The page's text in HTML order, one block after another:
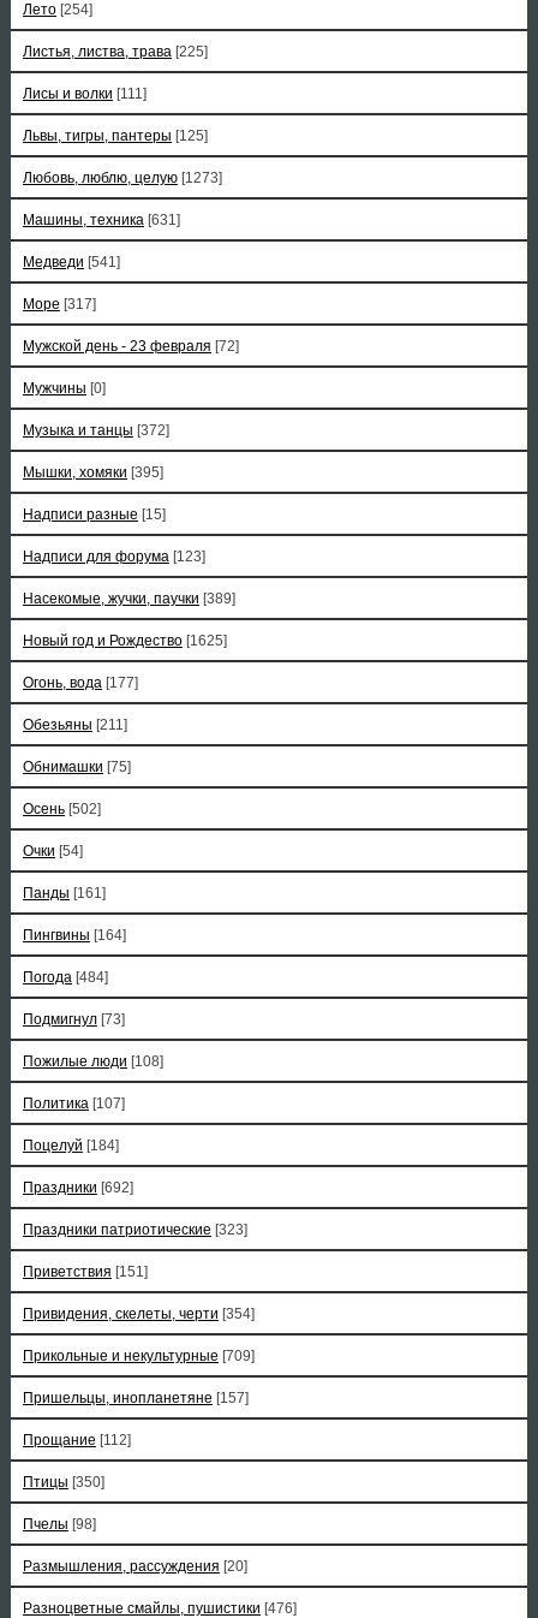
Лето [254]
Листья, листва, трава [225]
Лисы и волки [111]
Львы, тигры, пантеры [125]
Любовь, люблю, целую [1273]
Машины, техника [631]
Медведи [541]
Море [317]
Мужской день - 23 февраля [72]
Мужчины [0]
Музыка и танцы [372]
Мышки, хомяки [395]
Надписи разные [15]
Надписи для форума [123]
Насекомые, жучки, паучки [389]
Новый год и Рождество [1625]
Огонь, вода [177]
Обезьяны [211]
Обнимашки [75]
Осень [502]
Очки [54]
Панды [161]
Пингвины [164]
Погода [484]
Подмигнул [73]
Пожилые люди [108]
Политика [107]
Поцелуй [184]
Праздники [692]
Праздники патриотические [323]
Приветствия [151]
Привидения, скелеты, черти [354]
Прикольные и некультурные [709]
Пришельцы, инопланетяне [157]
Прощание [112]
Птицы [350]
Пчелы [98]
Размышления, рассуждения [20]
Разноцветные смайлы, пушистики [476]